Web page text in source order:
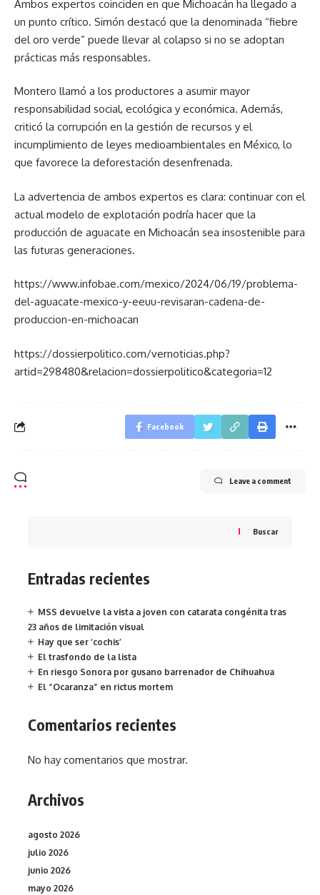
Ambos expertos coinciden en que Michoacán ha llegado a
un punto crítico. Simón destacó que la denominada “fiebre
del oro verde” puede llevar al colapso si no se adoptan
prácticas más responsables.
Montero llamó a los productores a asumir mayor
responsabilidad social, ecológica y económica. Además,
criticó la corrupción en la gestión de recursos y el
incumplimiento de leyes medioambientales en México, lo
que favorece la deforestación desenfrenada.
La advertencia de ambos expertos es clara: continuar con el
actual modelo de explotación podría hacer que la
producción de aguacate en Michoacán sea insostenible para
las futuras generaciones.
https://www.infobae.com/mexico/2024/06/19/problema-
del-aguacate-mexico-y-eeuu-revisaran-cadena-de-
produccion-en-michoacan
https://dossierpolitico.com/vernoticias.php?
artid=298480&relacion=dossierpolitico&categoria=12
Facebook
Leave a comment
Buscar
Entradas recientes
MSS devuelve la vista a joven con catarata congénita tras
23 años de limitación visual
Hay que ser ‘cochis’
El trasfondo de la lista
En riesgo Sonora por gusano barrenador de Chihuahua
El “Ocaranza” en rictus mortem
Comentarios recientes
No hay comentarios que mostrar.
Archivos
agosto 2026
julio 2026
junio 2026
mayo 2026